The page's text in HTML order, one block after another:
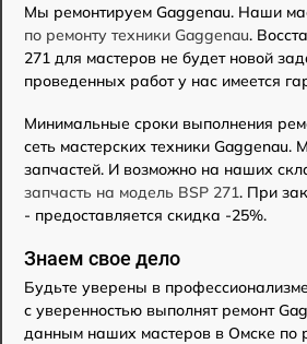
Мы ремонтируем Gaggenau. Наши
по ремонту техники Gaggenau.
271 для мастеров не будет новой
проведенных работ у нас имеется
Минимальные сроки выполнения
сеть мастерских техники Gaggenau.
запчастей. И возможно на наших
запчасть на модель BSP 271. При
- предоставляется скидка -25%.
Знаем свое дело
Будьте уверены в
с уверенностью выполнят ремонт
данным наших мастеров в Омске по